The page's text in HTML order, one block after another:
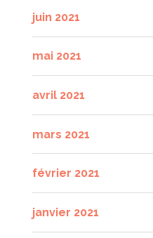
juin 2021
mai 2021
avril 2021
mars 2021
février 2021
janvier 2021